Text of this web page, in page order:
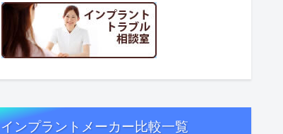
インプラントメーカー比較一覧